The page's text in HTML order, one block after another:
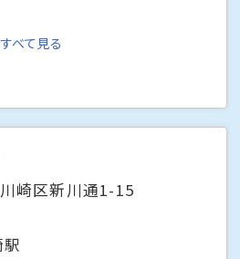
すべて見る
崎区新川通1-15